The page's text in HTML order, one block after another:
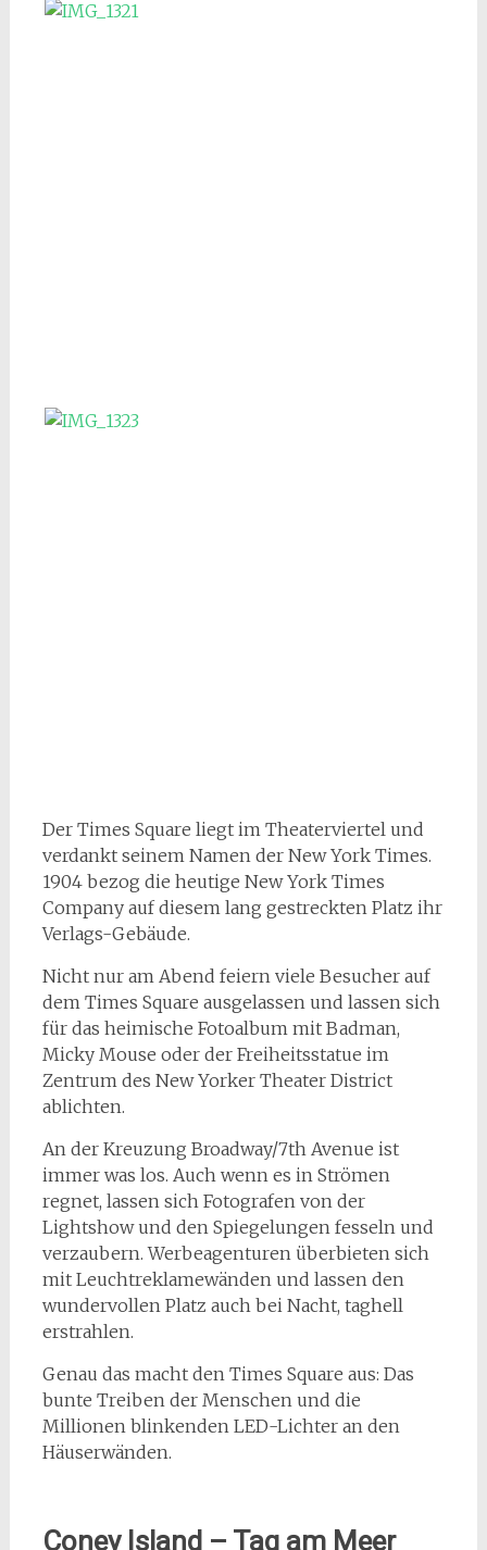
Der Times Square liegt im Theaterviertel und
verdankt seinem Namen der New York Times.
1904 bezog die heutige New York Times
Company auf diesem lang gestreckten Platz ihr
Verlags-Gebäude.
Nicht nur am Abend feiern viele Besucher auf
dem Times Square ausgelassen und lassen sich
für das heimische Fotoalbum mit Badman,
Micky Mouse oder der Freiheitsstatue im
Zentrum des New Yorker Theater District
ablichten.
An der Kreuzung Broadway/7th Avenue ist
immer was los. Auch wenn es in Strömen
regnet, lassen sich Fotografen von der
Lightshow und den Spiegelungen fesseln und
verzaubern. Werbeagenturen überbieten sich
mit Leuchtreklamewänden und lassen den
wundervollen Platz auch bei Nacht, taghell
erstrahlen.
Genau das macht den Times Square aus: Das
bunte Treiben der Menschen und die
Millionen blinkenden LED-Lichter an den
Häuserwänden.
Coney Island – Tag am Meer